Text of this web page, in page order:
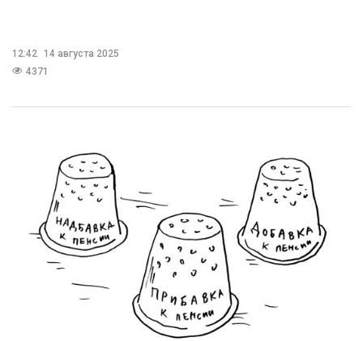
12:42 14 августа 2025
4371